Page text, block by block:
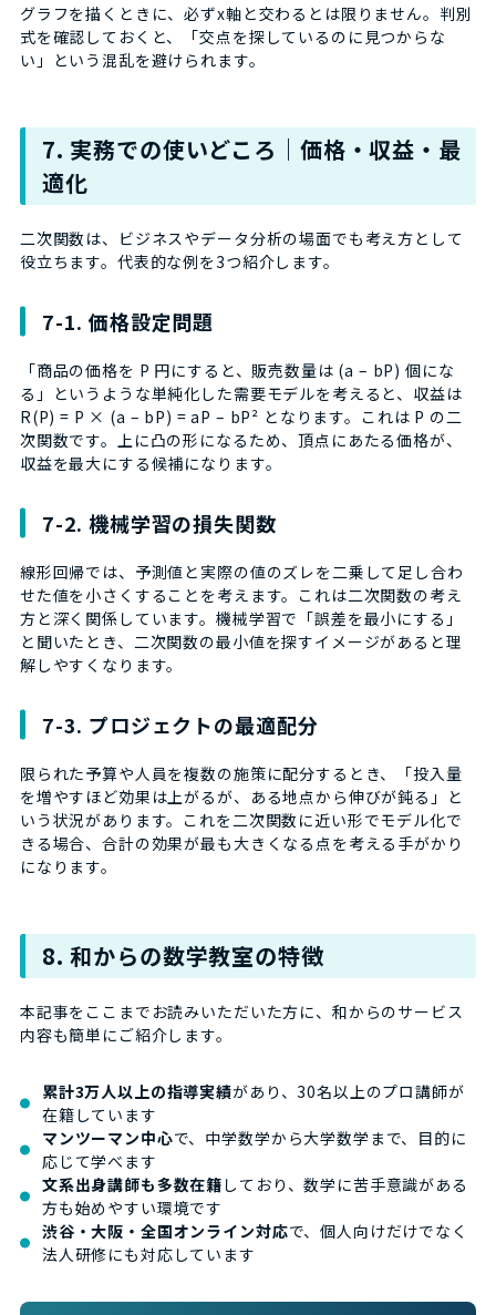
グラフを描くときに、必ずx軸と交わるとは限りません。判別
式を確認しておくと、「交点を探しているのに見つからな
い」という混乱を避けられます。
7. 実務での使いどころ｜価格・収益・最
適化
二次関数は、ビジネスやデータ分析の場面でも考え方として
役立ちます。代表的な例を3つ紹介します。
7-1. 価格設定問題
「商品の価格を P 円にすると、販売数量は (a – bP) 個にな
る」というような単純化した需要モデルを考えると、収益は
R(P) = P × (a – bP) = aP – bP² となります。これは P の二
次関数です。上に凸の形になるため、頂点にあたる価格が、
収益を最大にする候補になります。
7-2. 機械学習の損失関数
線形回帰では、予測値と実際の値のズレを二乗して足し合わ
せた値を小さくすることを考えます。これは二次関数の考え
方と深く関係しています。機械学習で「誤差を最小にする」
と聞いたとき、二次関数の最小値を探すイメージがあると理
解しやすくなります。
7-3. プロジェクトの最適配分
限られた予算や人員を複数の施策に配分するとき、「投入量
を増やすほど効果は上がるが、ある地点から伸びが鈍る」と
いう状況があります。これを二次関数に近い形でモデル化で
きる場合、合計の効果が最も大きくなる点を考える手がかり
になります。
8. 和からの数学教室の特徴
本記事をここまでお読みいただいた方に、和からのサービス
内容も簡単にご紹介します。
累計3万人以上の指導実績があり、30名以上のプロ講師が
在籍しています
マンツーマン中心で、中学数学から大学数学まで、目的に
応じて学べます
文系出身講師も多数在籍 しており、数学に苦手意識がある
方も始めやすい環境です
渋谷・大阪・全国オンライン対応で、個人向けだけでなく
法人研修にも対応しています